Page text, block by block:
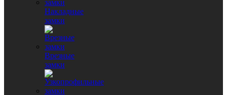
Накладные
замки
Врезные
замки